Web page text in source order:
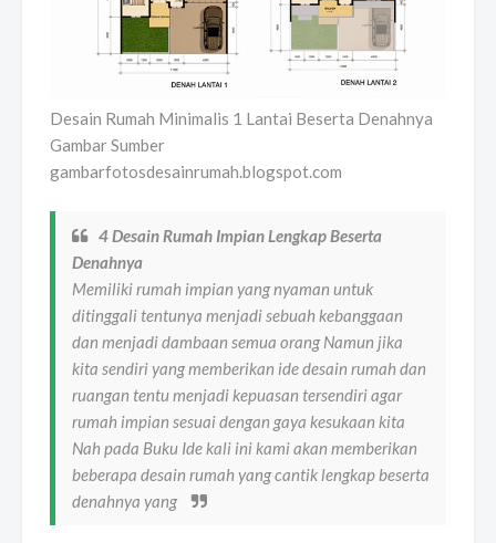
Desain Rumah Minimalis 1 Lantai Beserta Denahnya
Gambar Sumber
gambarfotosdesainrumah.blogspot.com
4 Desain Rumah Impian Lengkap Beserta
Denahnya
Memiliki rumah impian yang nyaman untuk
ditinggali tentunya menjadi sebuah kebanggaan
dan menjadi dambaan semua orang Namun jika
kita sendiri yang memberikan ide desain rumah dan
ruangan tentu menjadi kepuasan tersendiri agar
rumah impian sesuai dengan gaya kesukaan kita
Nah pada Buku Ide kali ini kami akan memberikan
beberapa desain rumah yang cantik lengkap beserta
denahnya yang